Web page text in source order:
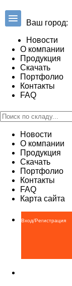
Ваш город:
Новости
О компании
Продукция
Скачать
Портфолио
Контакты
FAQ
Новости
О компании
Продукция
Скачать
Портфолио
Контакты
FAQ
Карта сайта
Вход/Регистрация